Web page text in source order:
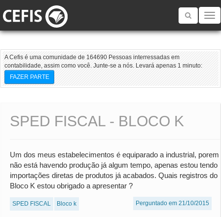
Toggle
A Cefis é uma comunidade de 164690 Pessoas interressadas em
contabilidade, assim como você. Junte-se a nós. Levará apenas 1 minuto:
FAZER PARTE
SPED FISCAL - BLOCO K
Um dos meus estabelecimentos é equiparado a industrial, porem
não está havendo produção já algum tempo, apenas estou tendo
importações diretas de produtos já acabados. Quais registros do
Bloco K estou obrigado a apresentar ?
SPED FISCAL Bloco k Perguntado em 21/10/2015